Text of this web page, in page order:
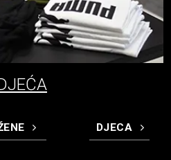
DJECA